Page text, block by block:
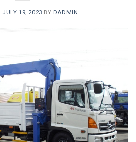
JULY 19, 2023 BY DADMIN